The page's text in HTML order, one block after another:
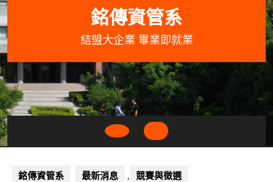
Skip
to
content
銘傳資管系
結盟大企業 畢業即就業
033507001+3318
wycheng@mail.mcu.edu.tw
Open
銘傳資管系
最新消息 , 競賽與徵選